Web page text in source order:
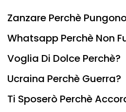
Zanzare Perchè
Whatsapp Perchè Non
Voglia Di Dolce Perchè?
Ucraina Perchè Guerra?
Ti Sposerò Perchè